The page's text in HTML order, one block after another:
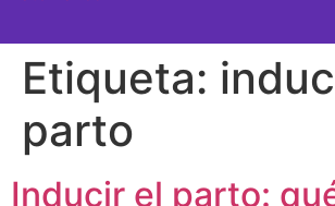
Etiqueta:
parto
Inducir el parto: